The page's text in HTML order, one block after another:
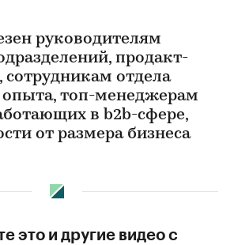
руководителям
продакт-
отдела
опыта, топ-менеджерам
в b2b-сфере,
от размера бизнеса
это и другие видео с